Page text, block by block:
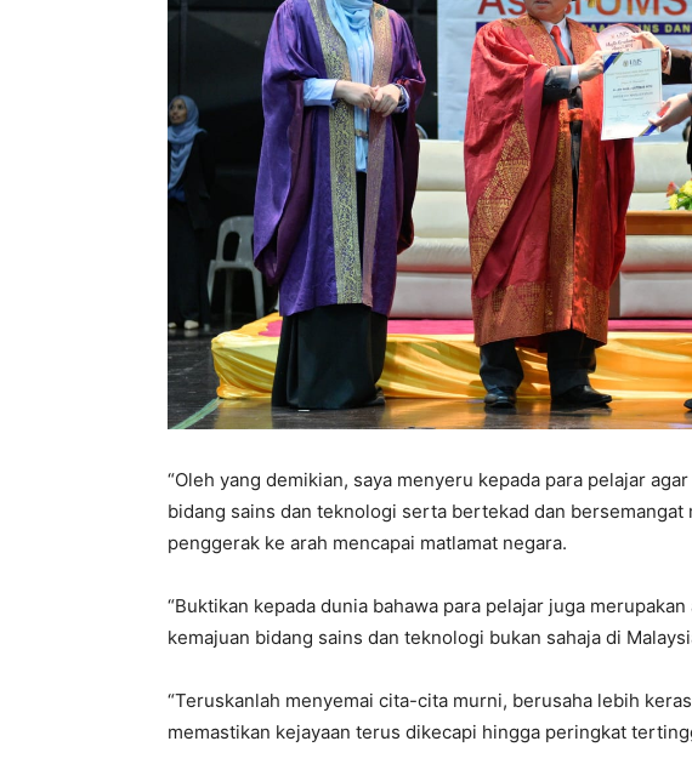
“Oleh yang demikian, saya menyeru kepada para pelajar
bidang sains dan teknologi serta bertekad dan bersemangat
penggerak ke arah mencapai matlamat negara.
“Buktikan kepada dunia bahawa para pelajar juga
kemajuan bidang sains dan teknologi bukan sahaja di
“Teruskanlah menyemai cita-cita murni, berusaha lebih
memastikan kejayaan terus dikecapi hingga peringkat